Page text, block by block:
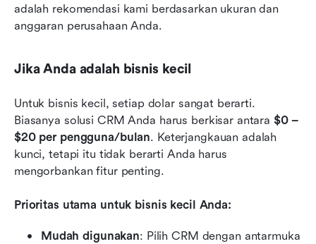
adalah rekomendasi kami berdasarkan ukuran dan
anggaran perusahaan Anda.
Jika Anda adalah bisnis kecil
Untuk bisnis kecil, setiap dolar sangat berarti.
Biasanya solusi CRM Anda harus berkisar antara $0 –
$20 per pengguna/bulan. Keterjangkauan adalah
kunci, tetapi itu tidak berarti Anda harus
mengorbankan fitur penting.
Prioritas utama untuk bisnis kecil Anda:
Mudah digunakan: Pilih CRM dengan antarmuka